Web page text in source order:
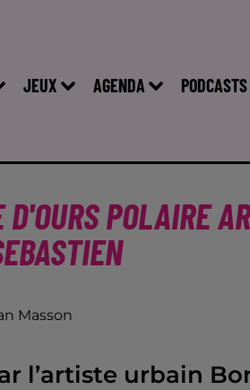
JEUX AGENDA PODCASTS
POLAIRE
Masson
l’artiste urbain